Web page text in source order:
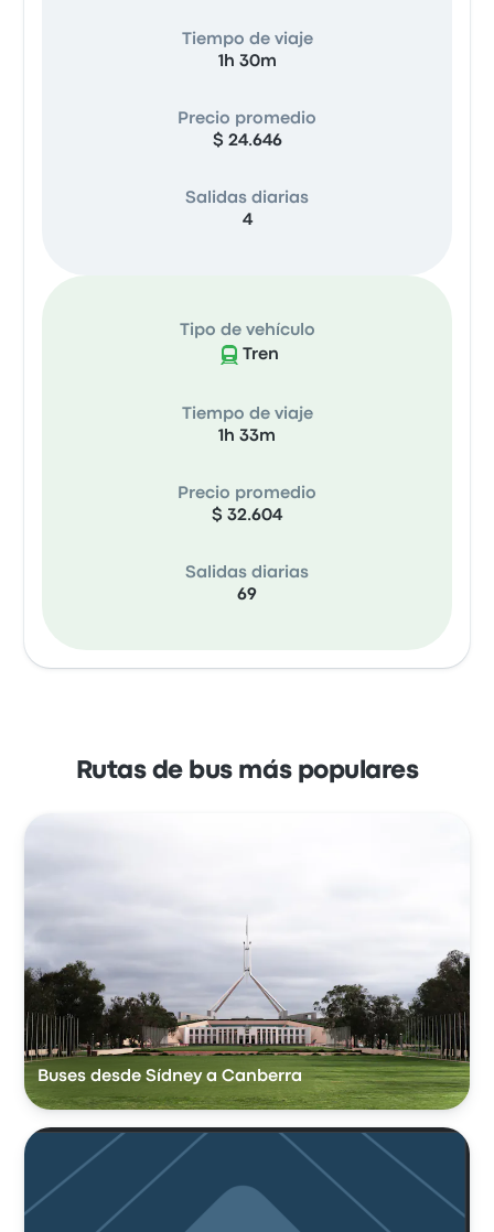
Tiempo de viaje
1h 30m
Precio promedio
$ 24.646
Salidas diarias
4
Tipo de vehículo
Tren
Tiempo de viaje
1h 33m
Precio promedio
$ 32.604
Salidas diarias
69
Rutas de bus más populares
Buses desde Sídney a Canberra